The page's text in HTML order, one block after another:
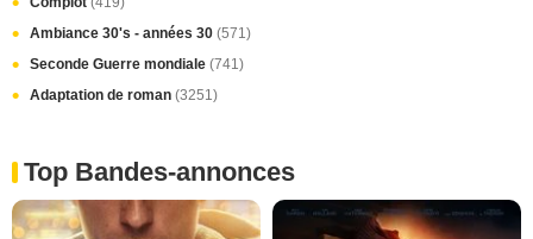
Ambiance 30's - années 30 (571)
Seconde Guerre mondiale (741)
Adaptation de roman (3251)
Top Bandes-annonces